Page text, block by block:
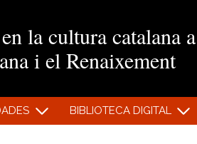
la cultura catalana a
i el Renaixement
BIBLIOTECA DIGITAL